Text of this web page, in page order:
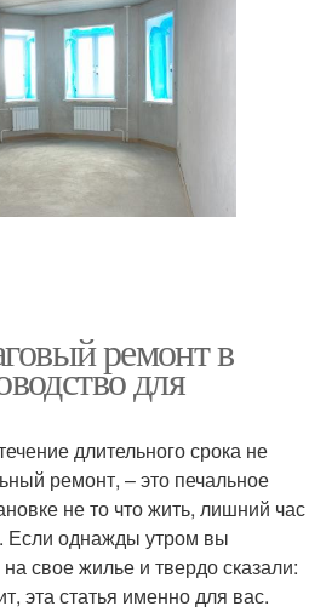
ремонт в
для
длительного срока не
ремонт, – это печальное
не то что жить, лишний час
Если однажды утром вы
свое жилье и твердо сказали:
эта статья именно для вас.